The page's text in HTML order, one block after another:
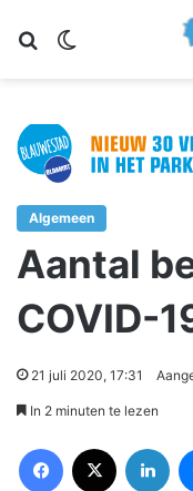
Zoeken
Algemeen
Aantal
COVID-
21 juli 2020, 17:31
In 2 minuten te lezen